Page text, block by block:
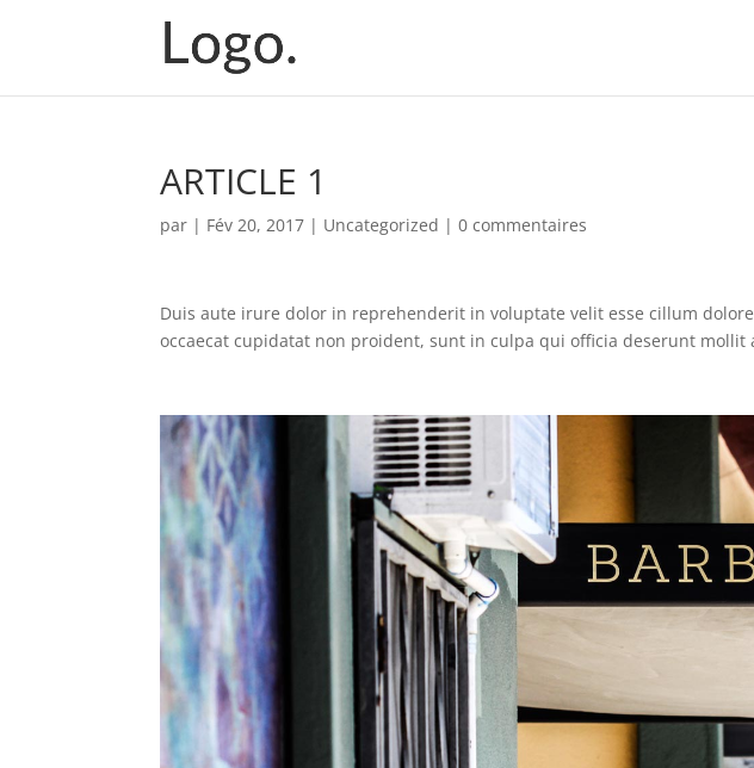
ARTICLE 1
par | Fév 20, 2017 | Uncategorized |0 commentaires
Duis aute irure dolor in reprehenderit in voluptate velit esse cillum
occaecat cupidatat non proident, sunt in culpa qui officia deserunt mollit